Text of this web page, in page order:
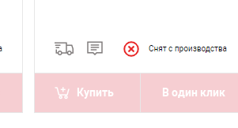
Купить В один клик